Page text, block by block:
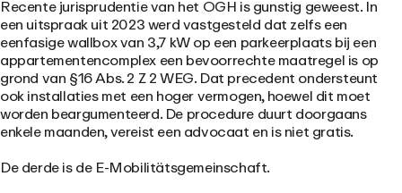
Recente jurisprudentie van het OGH is gunstig geweest. In
een uitspraak uit 2023 werd vastgesteld dat zelfs een
eenfasige wallbox van 3,7 kW op een parkeerplaats bij een
appartementencomplex een bevoorrechte maatregel is op
grond van §16 Abs. 2 Z 2 WEG. Dat precedent ondersteunt
ook installaties met een hoger vermogen, hoewel dit moet
worden beargumenteerd. De procedure duurt doorgaans
enkele maanden, vereist een advocaat en is niet gratis.
De derde isde E-Mobilitätsgemeinschaft.